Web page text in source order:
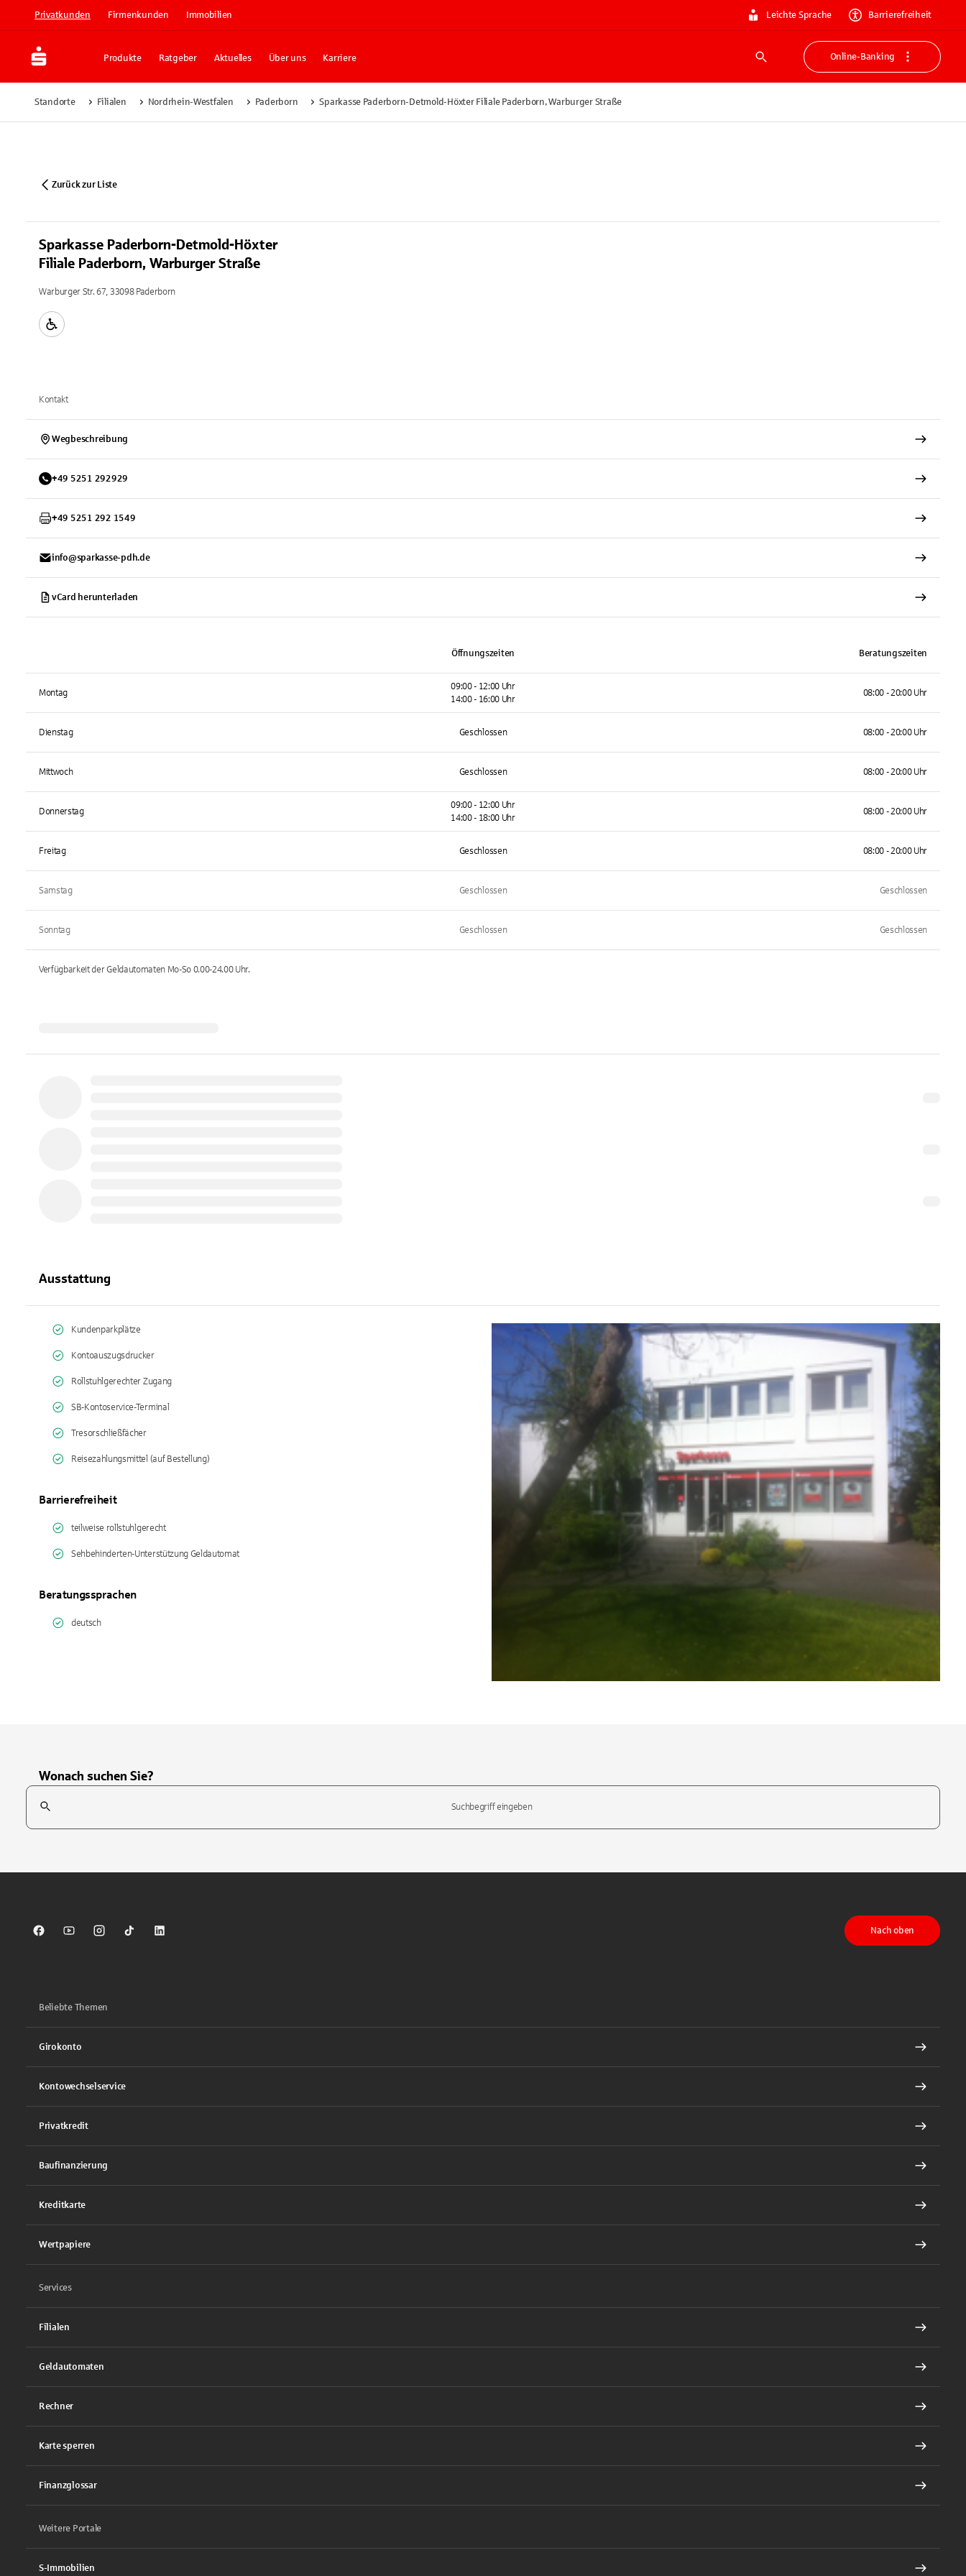
Privatkunden Firmenkunden Immobilien Leichte Sprache Barrierefreiheit
Produkte Ratgeber Aktuelles Über uns Karriere
Suche
Online-Banking
Standorte Filialen Nordrhein-Westfalen Paderborn Sparkasse Paderborn-Detmold-Höxter Filiale Paderborn, Warburger Straße
Zurück zur Liste
Sparkasse Paderborn-Detmold-Höxter
Filiale Paderborn, Warburger Straße
Warburger Str. 67, 33098 Paderborn
Kontakt
Wegbeschreibung
+49 5251 292929
+49 5251 292 1549
info@sparkasse-pdh.de
vCard herunterladen
Öffnungszeiten Beratungszeiten
Montag
09:00 - 12:00 Uhr
14:00 - 16:00 Uhr
08:00 - 20:00 Uhr
Dienstag Geschlossen 08:00 - 20:00 Uhr
Mittwoch Geschlossen 08:00 - 20:00 Uhr
Donnerstag
09:00 - 12:00 Uhr
14:00 - 18:00 Uhr
08:00 - 20:00 Uhr
Freitag Geschlossen 08:00 - 20:00 Uhr
Samstag Geschlossen Geschlossen
Sonntag Geschlossen Geschlossen
Verfügbarkeit der Geldautomaten Mo-So 0.00-24.00Uhr.
Ausstattung
Kundenparkplätze
Kontoauszugsdrucker
Rollstuhlgerechter Zugang
SB-Kontoservice-Terminal
Tresorschließfächer
Reisezahlungsmittel (auf Bestellung)
Barrierefreiheit
teilweise rollstuhlgerecht
Sehbehinderten-Unterstützung Geldautomat
Beratungssprachen
deutsch
Wonach suchen Sie?
Suchfeld
Sparkasse auf Facebook
Sparkasse auf Youtube
Sparkasse auf Instagram
Sparkasse auf TikTok
Sparkasse auf LinkedIn
Nach oben
Beliebte Themen
Girokonto
Kontowechselservice
Privatkredit
Baufinanzierung
Kreditkarte
Wertpapiere
Services
Filialen
Geldautomaten
Rechner
Karte sperren
Finanzglossar
Weitere Portale
S-Immobilien